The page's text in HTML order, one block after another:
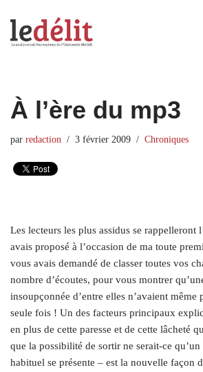
Aller
À l’ère du mp3
par redaction 3 février 2009 Chroniques
Les lecteurs les plus assidus se rappelleront
avais proposé à l’occasion de ma toute
vous avais demandé de classer toutes vos
nombre d’écoutes, pour vous montrer
insoupçonnée d’entre elles n’avaient même
seule fois ! Un des facteurs principaux
en plus de cette paresse et de cette lâcheté
que la possibilité de sortir ne serait-ce
habituel se présente – est la nouvelle façon